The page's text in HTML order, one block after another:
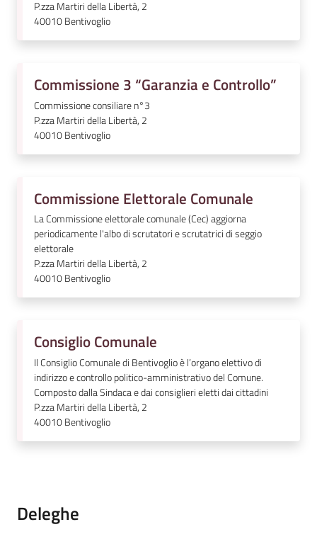
Tutti
argomenti...
Seguici
P.zza Martiri della Libertà, 2
40010Bentivoglio
Commissione 3 “Garanzia e Controllo”
Commissione consiliare n°3
P.zza Martiri della Libertà, 2
40010Bentivoglio
Commissione Elettorale Comunale
La Commissione elettorale comunale (Cec) aggiorna
periodicamente l'albo di scrutatori e scrutatrici di seggio
elettorale
P.zza Martiri della Libertà, 2
40010Bentivoglio
Consiglio Comunale
Il Consiglio Comunale di Bentivoglio è l’organo elettivo di
indirizzo e controllo politico-amministrativo del Comune.
Composto dalla Sindaca e dai consiglieri eletti dai cittadini
P.zza Martiri della Libertà, 2
40010Bentivoglio
Deleghe